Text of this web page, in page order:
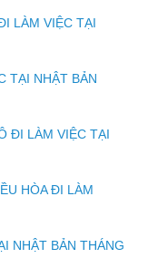
LÀM VIỆC TẠI
TẠI NHẬT BẢN
ĐI LÀM VIỆC TẠI
HÒA ĐI LÀM
NHẬT BẢN THÁNG